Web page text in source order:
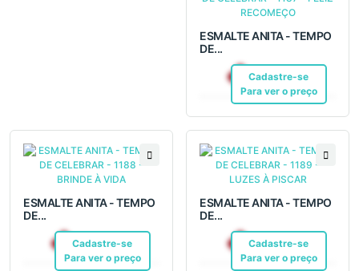
ESMALTE ANITA - TEMPO
DE...
Cadastre-se
Para ver o preço
R$ 6,99Pix
ESMALTE ANITA - TEMPO
DE...
Cadastre-se
Para ver o preço
R$ 6,99Pix
ESMALTE ANITA - TEMPO
DE...
Cadastre-se
Para ver o preço
R$ 6,99Pix